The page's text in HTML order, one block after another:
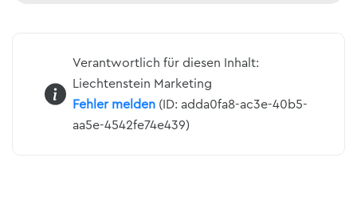
Verantwortlich für diesen Inhalt:
Liechtenstein Marketing
Fehler melden (ID: adda0fa8-ac3e-40b5-
aa5e-4542fe74e439)